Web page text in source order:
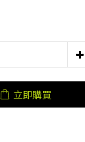
立即購買